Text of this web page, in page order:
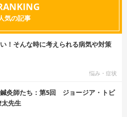
気の記事
！そんな時に考えられる病気や対策
悩み・症状
灸師たち：第5回 ジョージア・トビ
先生